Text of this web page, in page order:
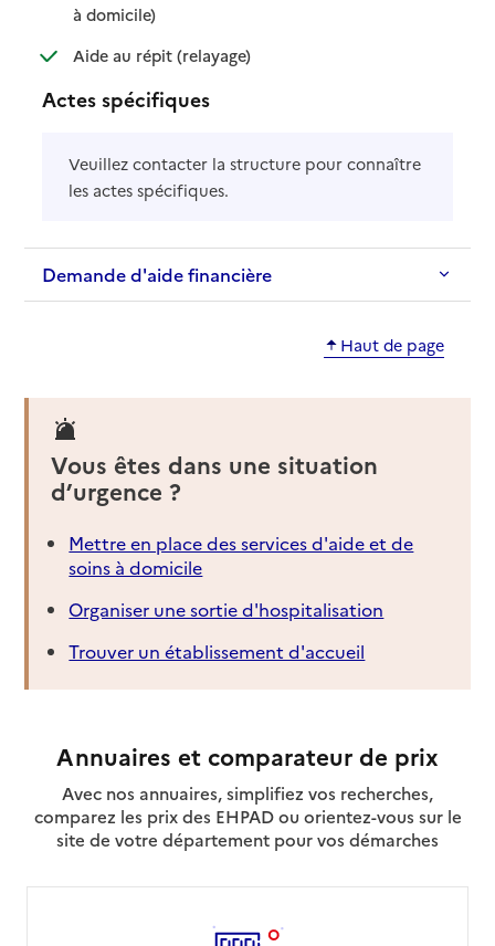
à domicile): disponible
: non disponible
Aide au répit (relayage): disponible
: non disponible
Actes spécifiques
Veuillez contacter la structure pour connaître
les actes spécifiques.
Demande d'aide financière
Haut de page
Vous êtes dans une situation
d’urgence ?
Mettre en place des services d'aide et de
soins à domicile
Organiser une sortie d'hospitalisation
Trouver un établissement d'accueil
Annuaires et comparateur de prix
Avec nos annuaires, simplifiez vos recherches,
comparez les prix des EHPAD ou orientez-vous sur le
site de votre département pour vos démarches